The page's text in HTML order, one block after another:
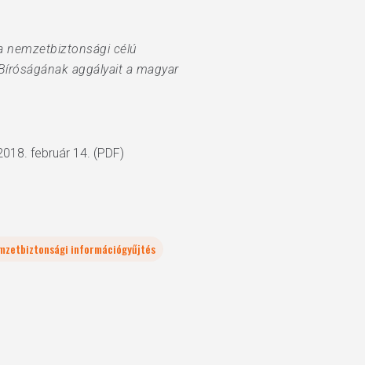
nemzetbiztonsági célú
aggályait a magyar
február 14. (PDF)
információgyűjtés